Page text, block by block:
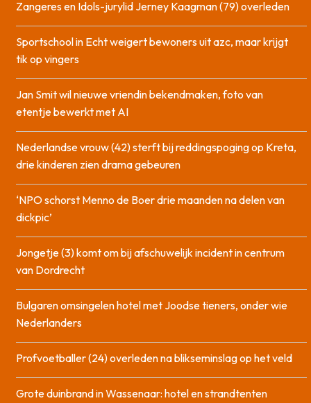
Zangeres en Idols-jurylid Jerney Kaagman (79) overleden
Sportschool in Echt weigert bewoners uit azc, maar krijgt
tik op vingers
Jan Smit wil nieuwe vriendin bekendmaken, foto van
etentje bewerkt met AI
Nederlandse vrouw (42) sterft bij reddingspoging op Kreta,
drie kinderen zien drama gebeuren
‘NPO schorst Menno de Boer drie maanden na delen van
dickpic’
Jongetje (3) komt om bij afschuwelijk incident in centrum
van Dordrecht
Bulgaren omsingelen hotel met Joodse tieners, onder wie
Nederlanders
Profvoetballer (24) overleden na blikseminslag op het veld
Grote duinbrand in Wassenaar: hotel en strandtenten